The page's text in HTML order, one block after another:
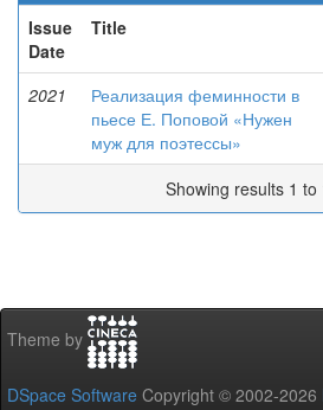
Issue
Date
Title
2021
Реализация феминности в
пьесе Е. Поповой «Нужен
муж для поэтессы»
Showing results 1 to
Theme by
DSpace Software Copyright © 2002-2026